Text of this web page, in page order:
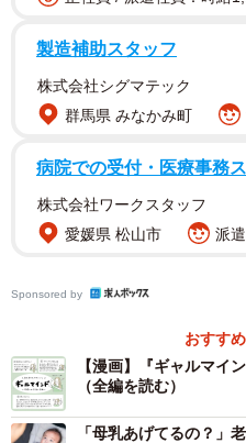
から始まります。しかも、
と思っていた友人のかやで
が沈んでしまったゆいは、
ゆいの落ち込みは激しく「
「仲良いと思っていたのは
いるくない？」と切り出しま
笑顔で続けるのでした。
製造補助スタッフ
株式会社シグマテック
群馬県 みなかみ町
病院での受付・医療事務
株式会社ワークスタッフ
愛媛県 松山市
派
Sponsored by
おすす
【漫画】『ギャルマイ
（全編を読む）
「母乳あげてるの？」